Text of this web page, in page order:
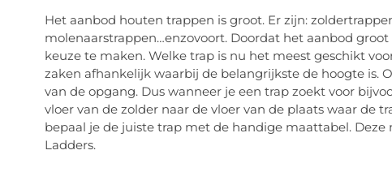
Het aanbod houten trappen is groot. Er zijn:
molenaarstrappen…enzovoort. Doordat het aanbod
keuze te maken. Welke trap is nu het meest geschikt
zaken afhankelijk waarbij de belangrijkste de hoogte is.
van de opgang. Dus wanneer je een trap zoekt voor
vloer van de zolder naar de vloer van de plaats waar de
bepaal je de juiste trap met de handige maattabel.
Ladders.